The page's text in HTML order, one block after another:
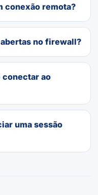
conexão remota?
no firewall?
conectar ao
uma sessão